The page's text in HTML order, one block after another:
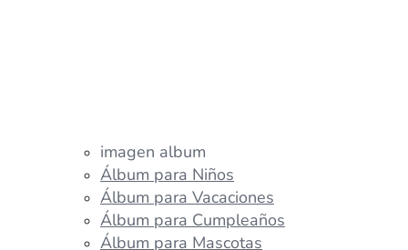
imagen album
Álbum para Niños
Álbum para Vacaciones
Álbum para Cumpleaños
Álbum para Mascotas